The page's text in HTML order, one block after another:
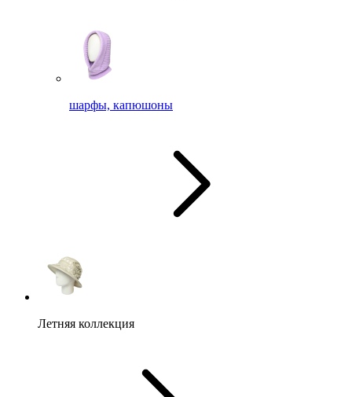
шарфы, капюшоны
Летняя коллекция